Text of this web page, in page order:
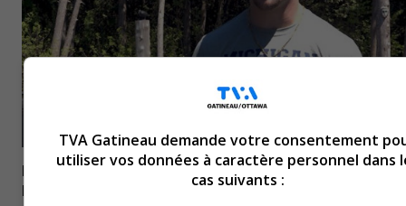
Football | Un Gatinois s’engage à porter les couleurs de
TVA Gatineau demande votre consentement
utiliser vos données à caractère personnel dans
cas suivants :